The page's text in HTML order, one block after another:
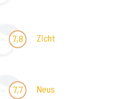
7,8 Zicht
7,7 Neus